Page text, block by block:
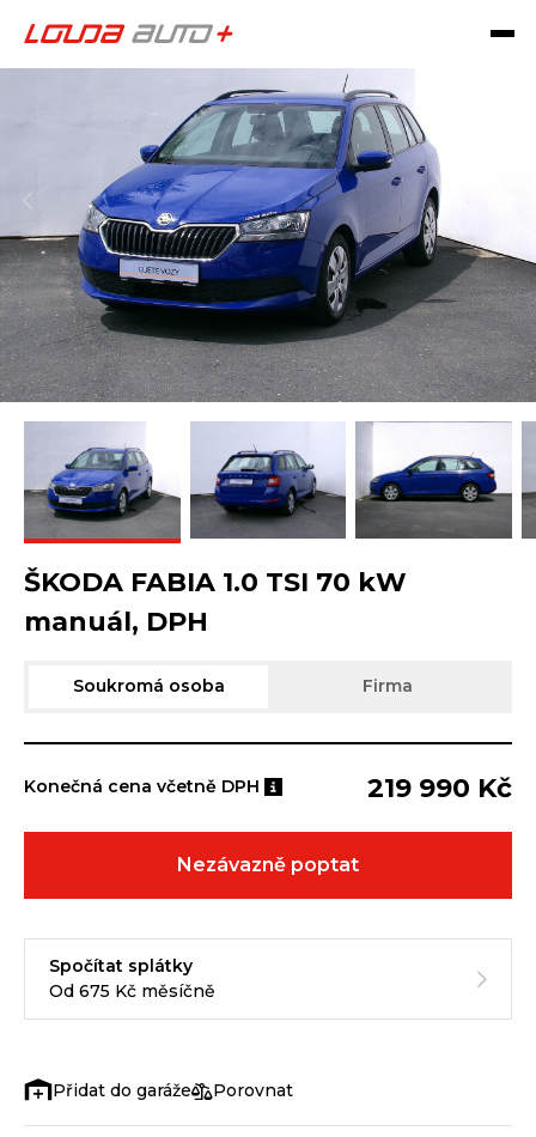
ŠKODA FABIA 1.0 TSI 70 kW
manuál, DPH
Soukromá osoba Firma
Konečná cena včetně DPH 219 990 Kč
Nezávazně poptat
Spočítat splátky
Od 675 Kč měsíčně
Porovnat